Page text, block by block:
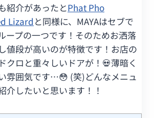
紹介があったとPhat Pho
Lizard と同様に、MAYAはセブで
ープの一つです！そのためお洒落
値段が高いのが特徴です！お店の
クロと重々しいドアが！💀薄暗く
雰囲気です…😳 (笑)どんなメニュ
介したいと思います！！